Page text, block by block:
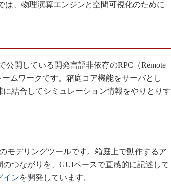
は、物理演算エンジンと空間可視化のために
公開している開発言語非依存のRPC（Remote
ムワークです。箱庭コア機能をサーバとし
結合してシミュレーション情報をやりとりす
モデリングツールです。箱庭上で動作するア
つながりを、GUIベースで直感的に記述して
インを開発しています。